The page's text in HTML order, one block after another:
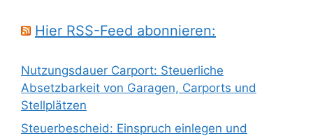
Hier RSS-Feed abonnieren:
Nutzungsdauer Carport: Steuerliche
Absetzbarkeit von Garagen, Carports und
Stellplätzen
Steuerbescheid: Einspruch einlegen und